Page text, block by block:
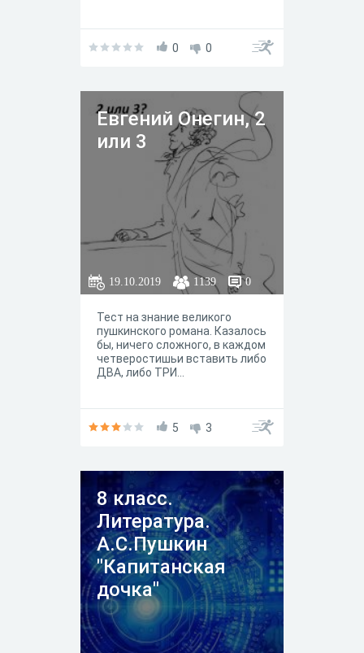
0 0
Евгений Онегин, 2
или 3
19.10.2019 1139 0
Тест на знание великого
пушкинского романа. Казалось
бы, ничего сложного, в каждом
четверостишьи вставить либо
ДВА, либо ТРИ...
5 3
8 класс.
Литература.
А.С.Пушкин
"Капитанская
дочка"